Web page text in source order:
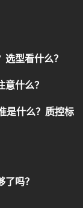
型看什么？
什么？
是什么？质控标
吗？